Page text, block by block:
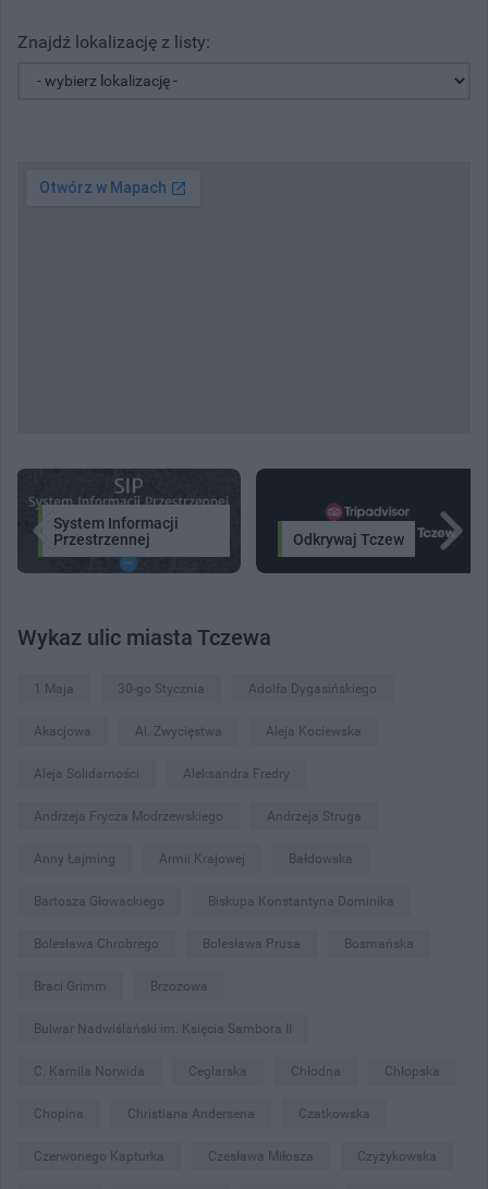
Znajdź lokalizację z listy:
System Informacji
Przestrzennej
Odkrywaj Tczew
Wykaz ulic miasta Tczewa
1 Maja 30-go Stycznia Adolfa Dygasińskiego
Akacjowa Al. Zwycięstwa Aleja Kociewska
Aleja Solidarności Aleksandra Fredry
Andrzeja Frycza Modrzewskiego Andrzeja Struga
Anny Łajming Armii Krajowej Bałdowska
Bartosza Głowackiego Biskupa Konstantyna Dominika
Bolesława Chrobrego Bolesława Prusa Bosmańska
Braci Grimm Brzozowa
Bulwar Nadwiślański im. Księcia Sambora II
C. Kamila Norwida Ceglarska Chłodna Chłopska
Chopina Christiana Andersena Czatkowska
Czerwonego Kapturka Czesława Miłosza Czyżykowska